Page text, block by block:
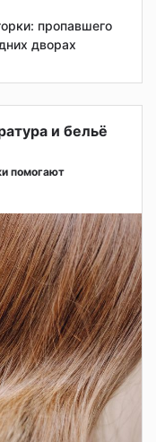
пропавшего
дворах
и бельё
помогают